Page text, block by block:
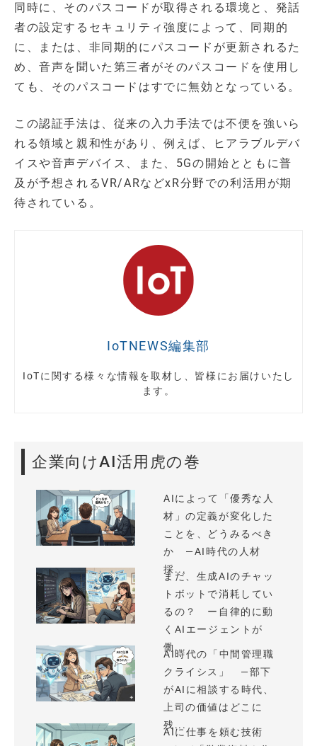
同時に、そのパスコードが取得される環境と、発話
者の設定するセキュリティ強度によって、同期的
に、または、非同期的にパスコードが更新されるた
め、音声を聞いた第三者がそのパスコードを使用し
ても、そのパスコードはすでに無効となっている。
この認証手法は、従来の入力手法では不便を強いら
れる領域と親和性があり、例えば、ヒアラブルデバ
イスや音声デバイス、また、5Gの開始とともに普
及が予想されるVR/ARなどxR分野での利活用が期
待されている。
IoTNEWS編集部
IoTに関する様々な情報を取材し、皆様にお届けいたし
ます。
企業向けAI活用虎の巻
AIによって「優秀な人
材」の定義が変化した
ことを、どうみるべき
か —AI時代の人材
採...
まだ、生成AIのチャッ
トボットで消耗してい
るの？ ー自律的に動
くAIエージェントが
働...
AI時代の「中間管理職
クライシス」 —部下
がAIに相談する時代、
上司の価値はどこに
残...
AIに仕事を頼む技術